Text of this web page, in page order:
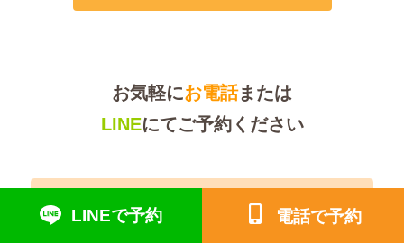
お気軽にお電話または
LINEにてご予約ください
☎︎054-625-5530
LINEで予約 電話で予約